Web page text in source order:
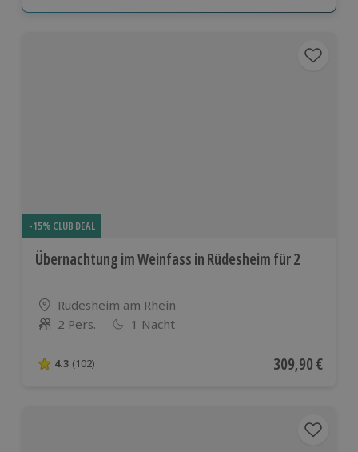
-15% CLUB DEAL
Übernachtung im Weinfass in Rüdesheim für 2
Standort
Rüdesheim am Rhein
Anzahl der Teilnehmer
2 Pers. 1 Nacht
4.3 von 5 Sternen basierend auf 102 Bewertungen
4.3 (102) Aktueller Preis
309,90 €